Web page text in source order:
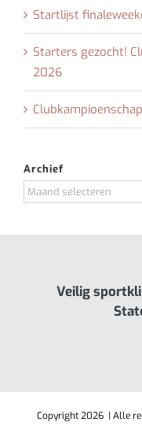
Startlijst
Starters gezocht!
2026
Archief
Archief
Veilig
Copyright2026 | Alle